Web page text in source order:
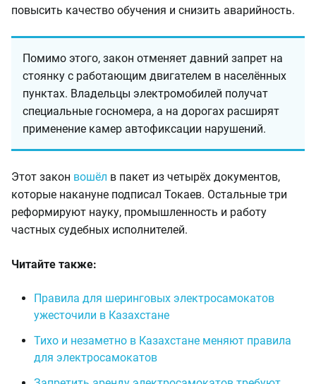
повысить качество обучения и снизить аварийность.
Помимо этого, закон отменяет давний запрет на
стоянку с работающим двигателем в населённых
пунктах. Владельцы электромобилей получат
специальные госномера, а на дорогах расширят
применение камер автофиксации нарушений.
Этот закон вошёл в пакет из четырёх документов,
которые накануне подписал Токаев. Остальные три
реформируют науку, промышленность и работу
частных судебных исполнителей.
Читайте также:
Правила для шеринговых электросамокатов
ужесточили в Казахстане
Тихо и незаметно в Казахстане меняют правила
для электросамокатов